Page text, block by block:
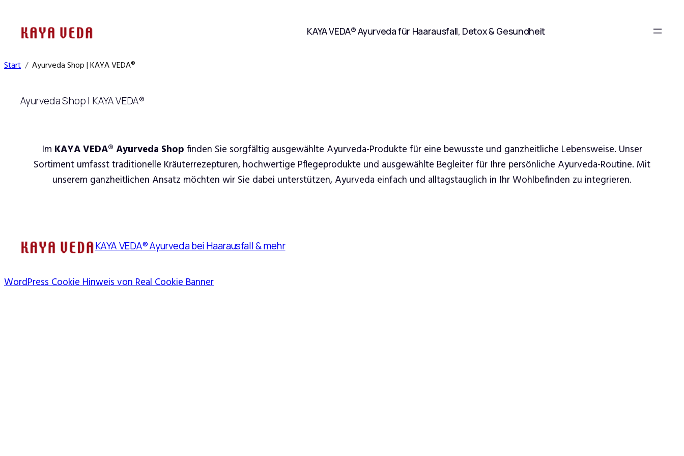
Inhalt
springen
KAYA VEDA® Ayurveda für Haarausfall, Detox & Gesundheit
Start Ayurveda Shop | KAYA VEDA®
Ayurveda Shop | KAYA VEDA®
Im KAYA VEDA® Ayurveda Shop finden Sie sorgfältig ausgewählte Ayurveda-Produkte für eine bewusste und ganzheitliche Lebensweise. Unser
Sortiment umfasst traditionelle Kräuterrezepturen, hochwertige Pflegeprodukte und ausgewählte Begleiter für Ihre persönliche Ayurveda-Routine. Mit
unserem ganzheitlichen Ansatz möchten wir Sie dabei unterstützen, Ayurveda einfach und alltagstauglich in Ihr Wohlbefinden zu integrieren.
KAYA VEDA® Ayurveda bei Haarausfall & mehr
WordPress Cookie Hinweis von Real Cookie Banner